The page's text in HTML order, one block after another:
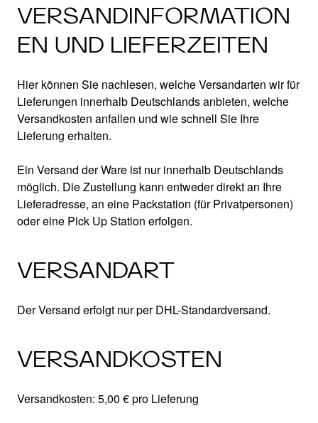
VERSANDINFORMATION
EN UND LIEFERZEITEN
Hier können Sie nachlesen, welche Versandarten wir für
Lieferungen innerhalb Deutschlands anbieten, welche
Versandkosten anfallen und wie schnell Sie Ihre
Lieferung erhalten.
Ein Versand der Ware ist nur innerhalb Deutschlands
möglich. Die Zustellung kann entweder direkt an Ihre
Lieferadresse, an eine Packstation (für Privatpersonen)
oder eine Pick Up Station erfolgen.
VERSANDART
Der Versand erfolgt nur per DHL-Standardversand.
VERSANDKOSTEN
Versandkosten: 5,00 € pro Lieferung